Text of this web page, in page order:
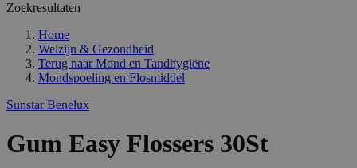
Zoekresultaten
Home
Welzijn & Gezondheid
Terug naar Mond en Tandhygiëne
Mondspoeling en Flosmiddel
Sunstar Benelux
Gum Easy Flossers 30St